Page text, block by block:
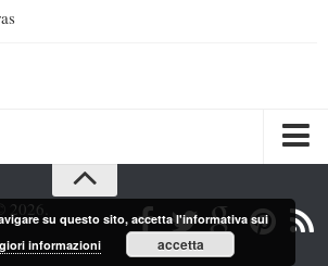
su questo sito, accetta l'informativa sui
informazioni accetta